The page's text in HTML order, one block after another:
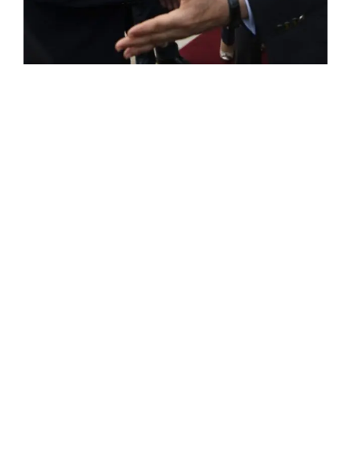
ROSE VALLAND, HEROÏNE DE LA RESISTANCE